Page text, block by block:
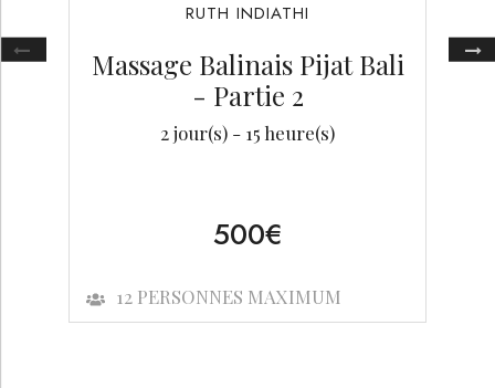
RUTH INDIATHI
Massage Balinais Pijat Bali
- Partie 2
2jour(s) - 15 heure(s)
500€
12PERSONNES MAXIMUM